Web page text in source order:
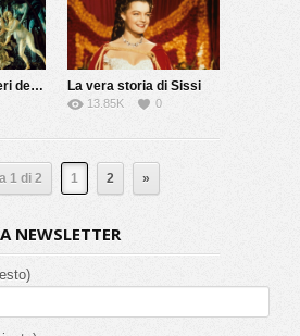
Botticelli e i misteri della Primavera La vera storia di Sissi
13.85K 0
1 di 2 1 2 »
NEWSLETTER